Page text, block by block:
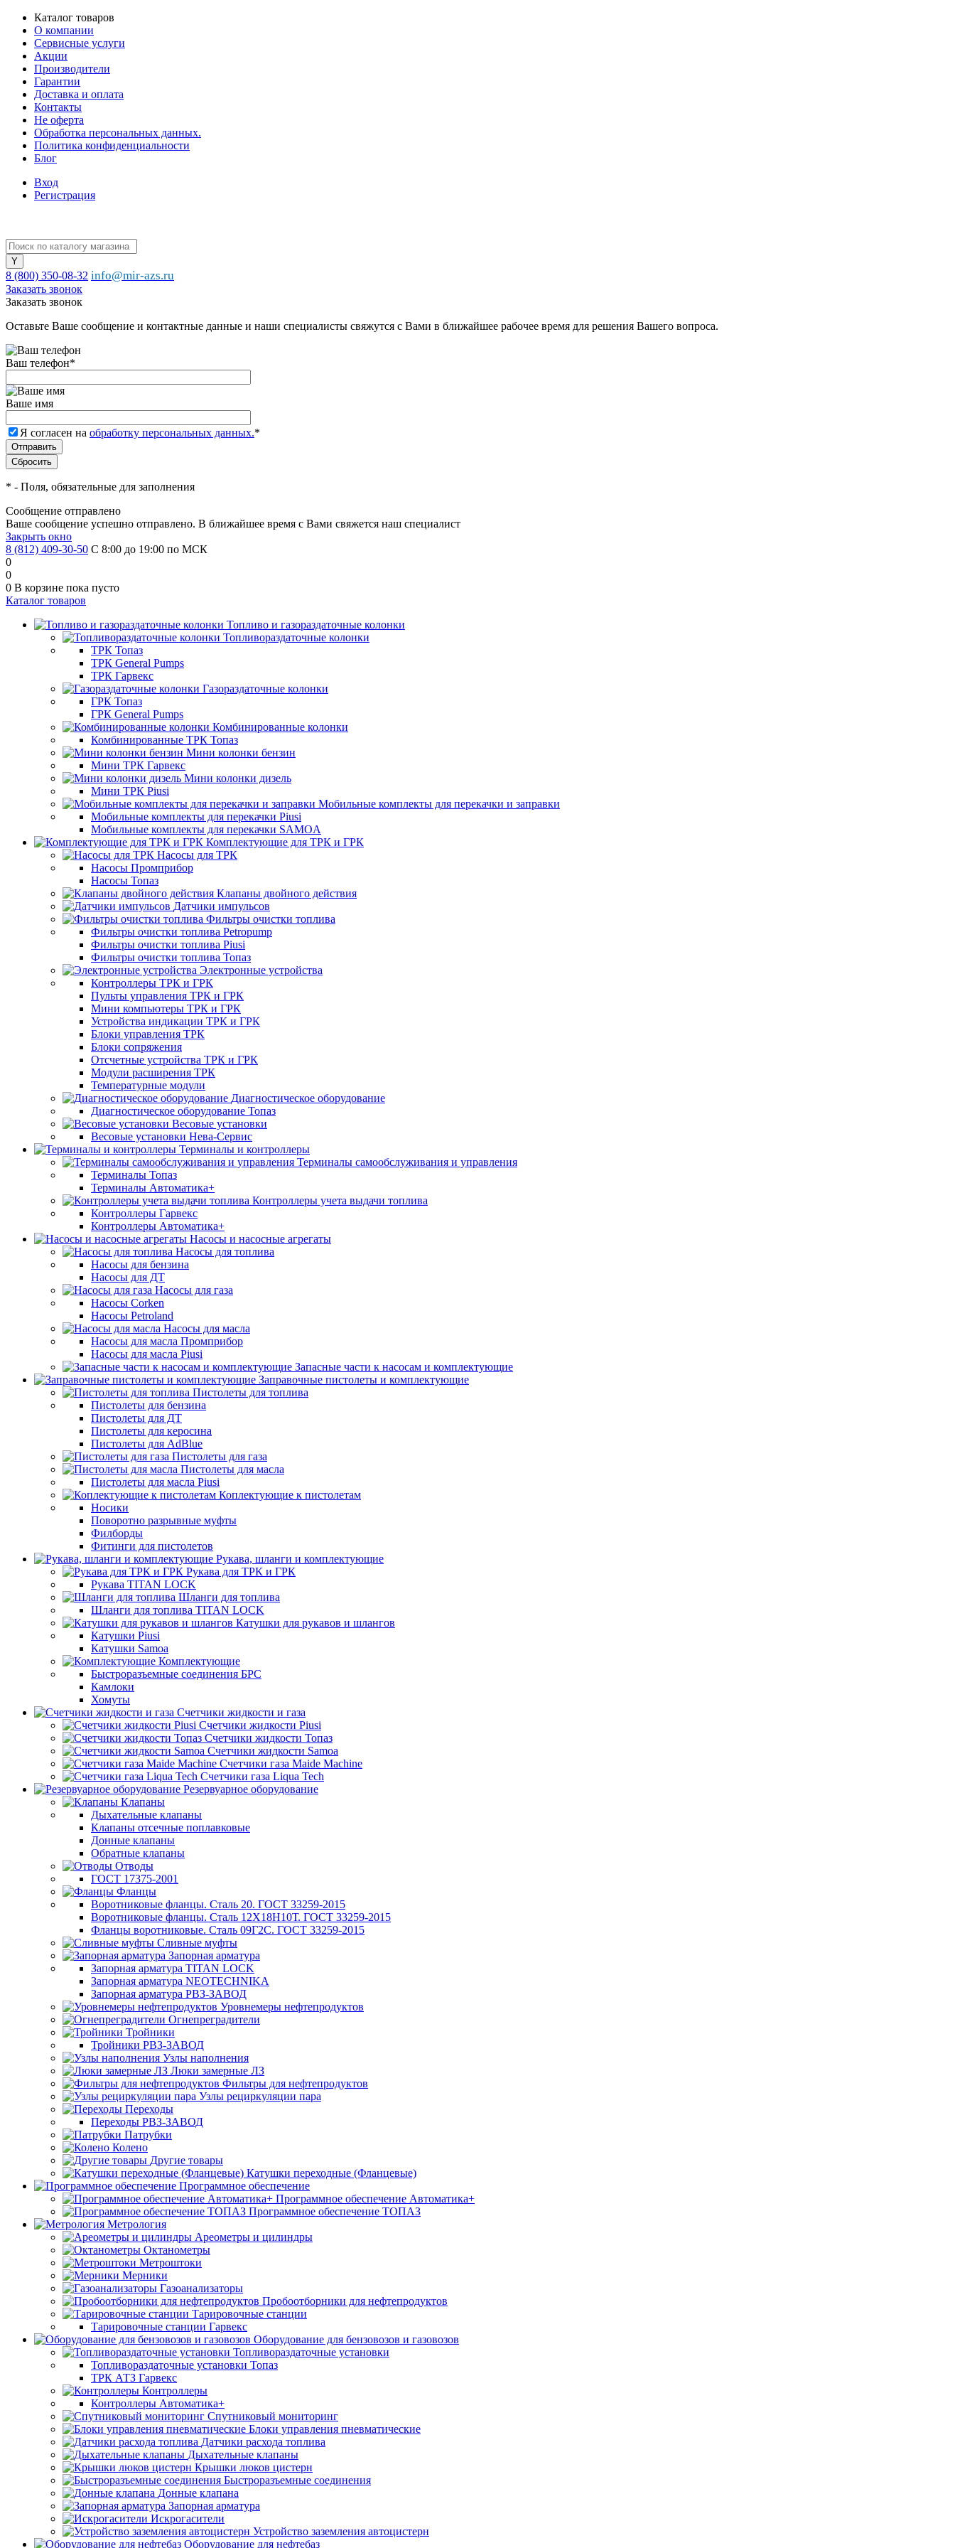
Каталог товаров
О компании
Сервисные услуги
Акции
Производители
Гарантии
Доставка и оплата
Контакты
Не оферта
Обработка персональных данных.
Политика конфиденциальности
Блог
Вход
Регистрация
8 (800) 350-08-32 info@mir-azs.ru
Заказать звонок
Заказать звонок
Оставьте Ваше сообщение и контактные данные и наши специалисты свяжутся с Вами в ближайшее рабочее время для решения Вашего вопроса.
Ваш телефон*
Ваше имя
Я согласен на обработку персональных данных.*
* - Поля, обязательные для заполнения
Сообщение отправлено
Ваше сообщение успешно отправлено. В ближайшее время с Вами свяжется наш специалист
Закрыть окно
8 (812) 409-30-50 С 8:00 до 19:00 по МСК
0
0
0 В корзине пока пусто
Каталог товаров
Топливо и газораздаточные колонки
Топливораздаточные колонки
ТРК Топаз
ТРК General Pumps
ТРК Гарвекс
Газораздаточные колонки
ГРК Топаз
ГРК General Pumps
Комбинированные колонки
Комбинированные ТРК Топаз
Мини колонки бензин
Мини ТРК Гарвекс
Мини колонки дизель
Мини ТРК Piusi
Мобильные комплекты для перекачки и заправки
Мобильные комплекты для перекачки Piusi
Мобильные комплекты для перекачки SAMOA
Комплектующие для ТРК и ГРК
Насосы для ТРК
Насосы Промприбор
Насосы Топаз
Клапаны двойного действия
Датчики импульсов
Фильтры очистки топлива
Фильтры очистки топлива Petropump
Фильтры очистки топлива Piusi
Фильтры очистки топлива Топаз
Электронные устройства
Контроллеры ТРК и ГРК
Пульты управления ТРК и ГРК
Мини компьютеры ТРК и ГРК
Устройства индикации ТРК и ГРК
Блоки управления ТРК
Блоки сопряжения
Отсчетные устройства ТРК и ГРК
Модули расширения ТРК
Температурные модули
Диагностическое оборудование
Диагностическое оборудование Топаз
Весовые установки
Весовые установки Нева-Сервис
Терминалы и контроллеры
Терминалы самообслуживания и управления
Терминалы Топаз
Терминалы Автоматика+
Контроллеры учета выдачи топлива
Контроллеры Гарвекс
Контроллеры Автоматика+
Насосы и насосные агрегаты
Насосы для топлива
Насосы для бензина
Насосы для ДТ
Насосы для газа
Насосы Corken
Насосы Petroland
Насосы для масла
Насосы для масла Промприбор
Насосы для масла Piusi
Запасные части к насосам и комплектующие
Заправочные пистолеты и комплектующие
Пистолеты для топлива
Пистолеты для бензина
Пистолеты для ДТ
Пистолеты для керосина
Пистолеты для AdBlue
Пистолеты для газа
Пистолеты для масла
Пистолеты для масла Piusi
Коплектующие к пистолетам
Носики
Поворотно разрывные муфты
Филборды
Фитинги для пистолетов
Рукава, шланги и комплектующие
Рукава для ТРК и ГРК
Рукава TITAN LOCK
Шланги для топлива
Шланги для топлива TITAN LOCK
Катушки для рукавов и шлангов
Катушки Piusi
Катушки Samoa
Комплектующие
Быстроразъемные соединения БРС
Камлоки
Хомуты
Счетчики жидкости и газа
Счетчики жидкости Piusi
Счетчики жидкости Топаз
Счетчики жидкости Samoa
Счетчики газа Maide Machine
Счетчики газа Liqua Tech
Резервуарное оборудование
Клапаны
Дыхательные клапаны
Клапаны отсечные поплавковые
Донные клапаны
Обратные клапаны
Отводы
ГОСТ 17375-2001
Фланцы
Воротниковые фланцы. Сталь 20. ГОСТ 33259-2015
Воротниковые фланцы. Сталь 12Х18Н10Т. ГОСТ 33259-2015
Фланцы воротниковые. Сталь 09Г2С. ГОСТ 33259-2015
Сливные муфты
Запорная арматура
Запорная арматура TITAN LOCK
Запорная арматура NEOTECHNIKA
Запорная арматура РВЗ-ЗАВОД
Уровнемеры нефтепродуктов
Огнепреградители
Тройники
Тройники РВЗ-ЗАВОД
Узлы наполнения
Люки замерные ЛЗ
Фильтры для нефтепродуктов
Узлы рециркуляции пара
Переходы
Переходы РВЗ-ЗАВОД
Патрубки
Колено
Другие товары
Катушки переходные (Фланцевые)
Программное обеспечение
Программное обеспечение Автоматика+
Программное обеспечение ТОПАЗ
Метрология
Ареометры и цилиндры
Октанометры
Метроштоки
Мерники
Газоанализаторы
Пробоотборники для нефтепродуктов
Тарировочные станции
Тарировочные станции Гарвекс
Оборудование для бензовозов и газовозов
Топливораздаточные установки
Топливораздаточные установки Топаз
ТРК АТЗ Гарвекс
Контроллеры
Контроллеры Автоматика+
Спутниковый мониторинг
Блоки управления пневматические
Датчики расхода топлива
Дыхательные клапаны
Крышки люков цистерн
Быстроразъемные соединения
Донные клапана
Запорная арматура
Искрогасители
Устройство заземления автоцистерн
Оборудование для нефтебаз